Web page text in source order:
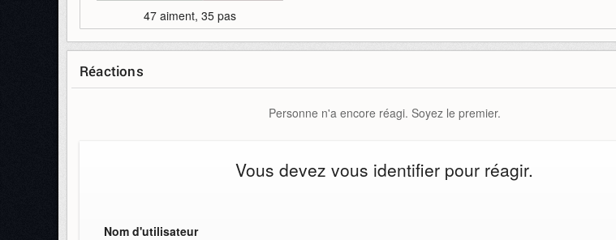
47 aiment, 35 pas
Réactions
Personne n'a encore réagi. Soyez le premier.
Vous devez vous identifier pour réagir.
Nom d'utilisateur